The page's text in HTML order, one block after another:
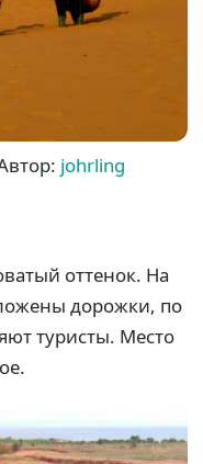
johrling
оттенок. На
дорожки, по
туристы. Место